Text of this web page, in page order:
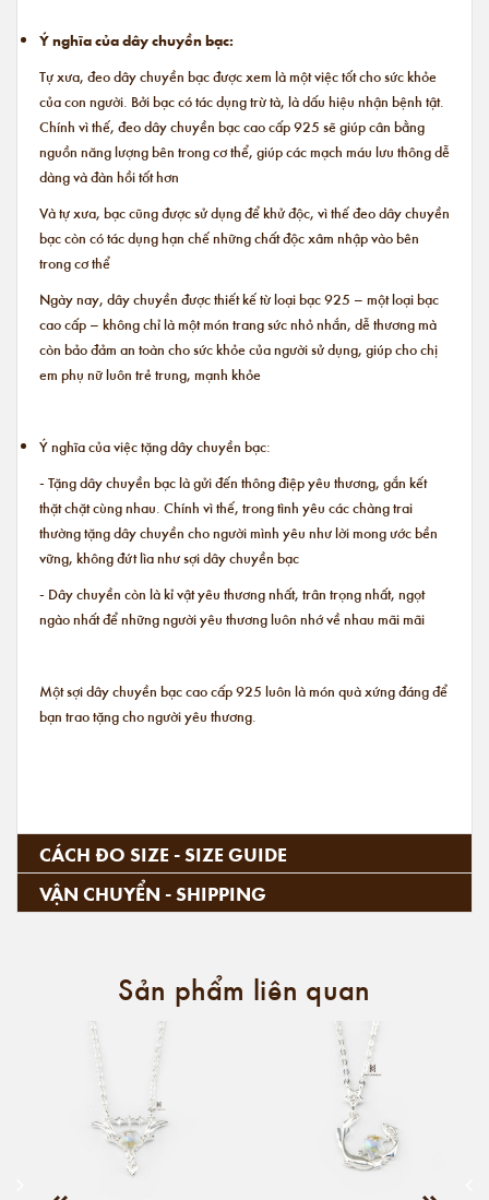
Ý nghĩa của dây chuyền bạc:
Tự xưa, đeo dây chuyền bạc được xem là một việc tốt cho sức khỏe
của con người. Bởi bạc có tác dụng trừ tà, là dấu hiệu nhận bệnh tật.
Chính vì thế, đeo dây chuyền bạc cao cấp 925 sẽ giúp cân bằng
nguồn năng lượng bên trong cơ thể, giúp các mạch máu lưu thông dễ
dàng và đàn hồi tốt hơn
Và tự xưa, bạc cũng được sử dụng để khử độc, vì thế đeo dây chuyền
bạc còn có tác dụng hạn chế những chất độc xâm nhập vào bên
trong cơ thể
Ngày nay, dây chuyền được thiết kế từ loại bạc 925 – một loại bạc
cao cấp – không chỉ là một món trang sức nhỏ nhắn, dễ thương mà
còn bảo đảm an toàn cho sức khỏe của người sử dụng, giúp cho chị
em phụ nữ luôn trẻ trung, mạnh khỏe
Ý nghĩa của việc tặng dây chuyền bạc:
- Tặng dây chuyền bạc là gửi đến thông điệp yêu thương, gắn kết
thặt chặt cùng nhau. Chính vì thế, trong tình yêu các chàng trai
thường tặng dây chuyền cho người mình yêu như lời mong ước bền
vững, không đứt lìa như sợi dây chuyền bạc
- Dây chuyền còn là kỉ vật yêu thương nhất, trân trọng nhất, ngọt
ngào nhất để những người yêu thương luôn nhớ về nhau mãi mãi
Một sợi dây chuyền bạc cao cấp 925 luôn là món quà xứng đáng để
bạn trao tặng cho người yêu thương.
CÁCH ĐO SIZE - SIZE GUIDE
VẬN CHUYỂN - SHIPPING
Sản phẩm liên quan